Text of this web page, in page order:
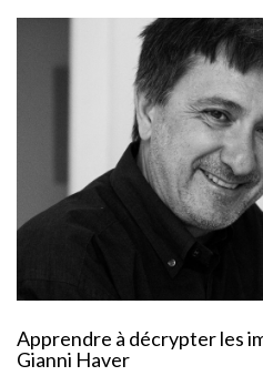
Apprendre à décrypter les
Gianni Haver